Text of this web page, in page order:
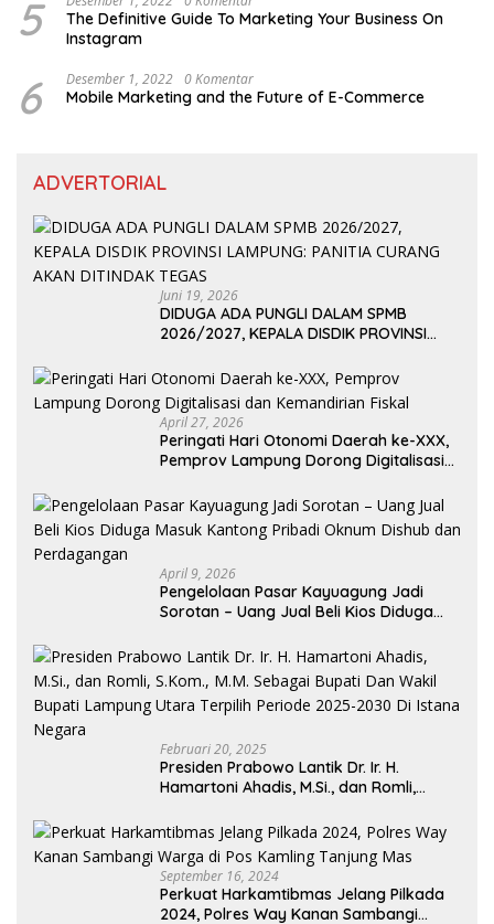
5
The Definitive Guide To Marketing Your Business On
Instagram
6 Desember 1, 2022 0 Komentar
Mobile Marketing and the Future of E-Commerce
ADVERTORIAL
Juni 19, 2026
DIDUGA ADA PUNGLI DALAM SPMB
2026/2027, KEPALA DISDIK PROVINSI
DITINDAK TEGAS
April 27, 2026
Peringati Hari Otonomi Daerah ke-XXX,
Pemprov Lampung Dorong Digitalisasi
April 9, 2026
Pengelolaan Pasar Kayuagung Jadi
Sorotan – Uang Jual Beli Kios Diduga
dan Perdagangan
Februari 20, 2025
Presiden Prabowo Lantik Dr. Ir. H.
Hamartoni Ahadis, M.Si., dan Romli,
Bupati Lampung Utara Terpilih Periode
2025-2030 Di Istana Negara
September 16, 2024
Perkuat Harkamtibmas Jelang Pilkada
2024, Polres Way Kanan Sambangi